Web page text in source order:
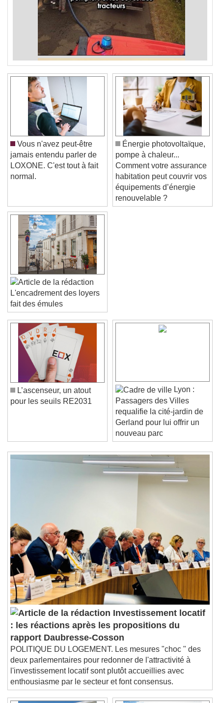
Video Player is loading.
Play Video
Play
Skip Backward
Unmute
Current Time0:00
/
Duration-:-
LIVE
Remaining Time-0:00
Subtitles
subtitles settings, opens subtitles
settings dialog
subtitles off, selected
Audio Track
Picture-in-Picture
Fullscreen
This is a modal window.
Beginning of dialog window. Escape will cancel
and close the window.
Text
Color Opacity
Text Background
Vous n'avez peut-être
jamais entendu parler de
LOXONE. C'est tout à fait
Énergie photovoltaïque,
pompe à chaleur...
Comment votre assurance
habitation peut couvrir vos
équipements d’énergie
renouvelable ?
L'encadrement des loyers
fait des émules
L’ascenseur, un atout
Lyon :
Passagers des Villes
requalifie la cité-jardin de
Gerland pour lui offrir un
nouveau parc
Investissement locatif
: les réactions après les propositions du
rapport Daubresse-Cosson
POLITIQUE DU LOGEMENT. Les mesures "choc " des
deux parlementaires pour redonner de l'attractivité à
l'investissement locatif sont plutôt accueillies avec
enthousiasme par le secteur et font consensus.